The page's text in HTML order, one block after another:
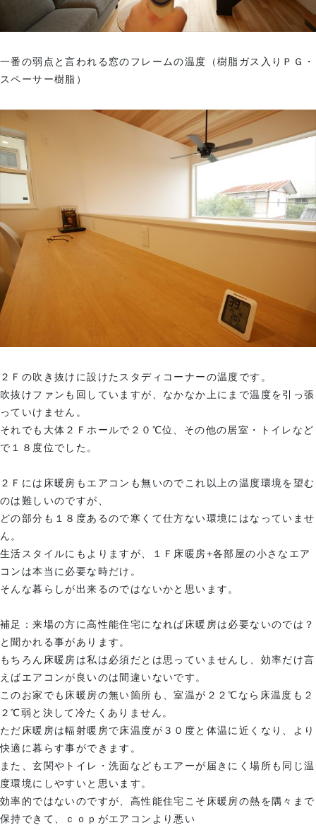
一番の弱点と言われる窓のフレームの温度（樹脂ガス入りＰＧ・
スペーサー樹脂）
２Ｆの吹き抜けに設けたスタディコーナーの温度です。
吹抜けファンも回していますが、なかなか上にまで温度を引っ張
っていけません。
それでも大体２Ｆホールで２０℃位、その他の居室・トイレなど
で１８度位でした。
２Ｆには床暖房もエアコンも無いのでこれ以上の温度環境を望む
のは難しいのですが、
どの部分も１８度あるので寒くて仕方ない環境にはなっていませ
ん。
生活スタイルにもよりますが、１Ｆ床暖房+各部屋の小さなエア
コンは本当に必要な時だけ。
そんな暮らしが出来るのではないかと思います。
補足：来場の方に高性能住宅になれば床暖房は必要ないのでは？
と聞かれる事があります。
もちろん床暖房は私は必須だとは思っていませんし、効率だけ言
えばエアコンが良いのは間違いないです。
このお家でも床暖房の無い箇所も、室温が２２℃なら床温度も２
２℃弱と決して冷たくありません。
ただ床暖房は輻射暖房で床温度が３０度と体温に近くなり、より
快適に暮らす事ができます。
また、玄関やトイレ・洗面などもエアーが届きにく場所も同じ温
度環境にしやすいと思います。
効率的ではないのですが、高性能住宅こそ床暖房の熱を隅々まで
保持できて、ｃｏｐがエアコンより悪い